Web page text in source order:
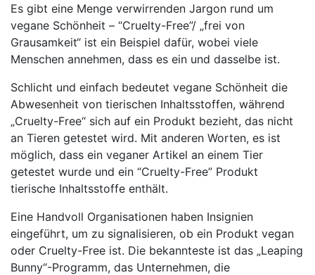
Es gibt eine Menge verwirrenden Jargon rund um
vegane Schönheit – “Cruelty-Free”/ „frei von
Grausamkeit“ ist ein Beispiel dafür, wobei viele
Menschen annehmen, dass es ein und dasselbe ist.
Schlicht und einfach bedeutet vegane Schönheit die
Abwesenheit von tierischen Inhaltsstoffen, während
„Cruelty-Free“ sich auf ein Produkt bezieht, das nicht
an Tieren getestet wird. Mit anderen Worten, es ist
möglich, dass ein veganer Artikel an einem Tier
getestet wurde und ein “Cruelty-Free” Produkt
tierische Inhaltsstoffe enthält.
Eine Handvoll Organisationen haben Insignien
eingeführt, um zu signalisieren, ob ein Produkt vegan
oder Cruelty-Free ist. Die bekannteste ist das „Leaping
Bunny“-Programm, das Unternehmen, die